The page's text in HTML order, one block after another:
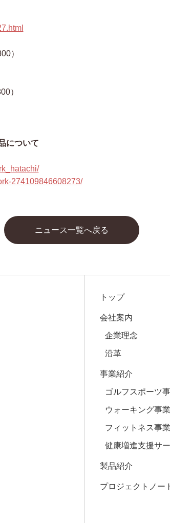
）
）
について
274109846608273/
ニュース一覧へ戻る
トップ
会社案内
企業理念
沿革
事業紹介
ゴルフスポーツ
ウォーキング事業
フィットネス事業
健康増進支援サ
製品紹介
プロジェクトノー